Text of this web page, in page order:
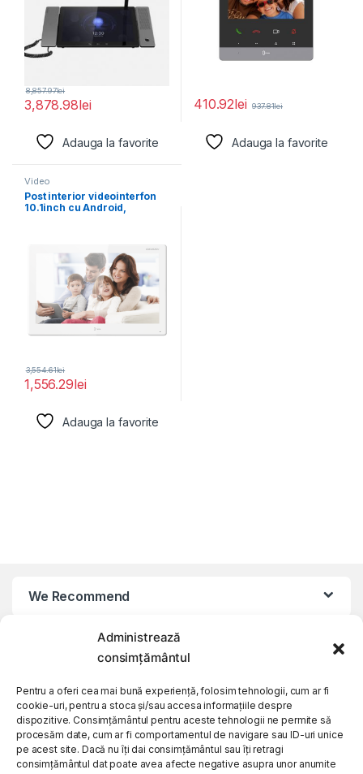
Administrează
consimțământul
Pentru a oferi cea mai bună experiență, folosim tehnologii, cum ar fi
cookie-uri, pentru a stoca și/sau accesa informațiile despre
dispozitive. Consimțământul pentru aceste tehnologii ne permite să
procesăm date, cum ar fi comportamentul de navigare sau ID-uri unice
pe acest site. Dacă nu îți dai consimțământul sau îți retragi
consimțământul dat poate avea afecte negative asupra unor anumite
3,878.98lei
8,857.97lei
Adauga la favorite
410.92lei 937.81lei
Adauga la favorite
Video
Post interior videointerfon
10.1inch cu Android,
1,556.29lei
3,554.61lei
Adauga la favorite
We Recommend
My Account
Customer Care
About Us